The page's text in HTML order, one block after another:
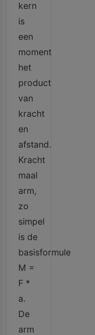
kern
is
een
moment
het
product
van
kracht
en
afstand.
Kracht
maal
arm,
zo
simpel
is de
basisformule
M =
F *
a.
De
arm